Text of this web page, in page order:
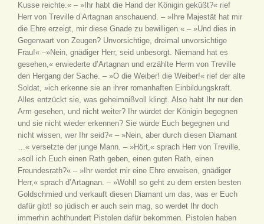
Kusse reichte.« – »Ihr habt die Hand der Königin geküßt?« rief
Herr von Treville d’Artagnan anschauend. – »Ihre Majestät hat mir
die Ehre erzeigt, mir diese Gnade zu bewilligen.« – »Und dies in
Gegenwart von Zeugen? Unvorsichtige, dreimal unvorsichtige
Frau!« –»Nein, gnädiger Herr, seid unbesorgt. Niemand hat es
gesehen,« erwiederte d’Artagnan und erzählte Herrn von Treville
den Hergang der Sache. – »O die Weiber! die Weiber!« rief der alte
Soldat, »ich erkenne sie an ihrer romanhaften Einbildungskraft.
Alles entzückt sie, was geheimnißvoll klingt. Also habt Ihr nur den
Arm gesehen, und nicht weiter? Ihr würdet der Königin begegnen
und sie nicht wieder erkennen? Sie würde Euch begegnen und
nicht wissen, wer Ihr seid?« – »Nein, aber durch diesen Diamant
…« versetzte der junge Mann. – »Hört,« sprach Herr von Treville,
»soll ich Euch einen Rath geben, einen guten Rath, einen
Freundesrath?« – »Ihr werdet mir eine Ehre erweisen, gnädiger
Herr,« sprach d’Artagnan. – »Wohl! so geht zu dem ersten besten
Goldschmied und verkauft diesen Diamant um das, was er Euch
dafür gibt! so jüdisch er auch sein mag, so werdet Ihr doch
immerhin achthundert Pistolen dafür bekommen. Pistolen haben